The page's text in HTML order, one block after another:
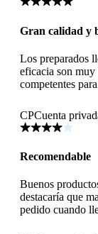
Gran calidad y
Los preparados
eficacia son muy
competentes
CPCuenta
Recomendable
Buenos
destacaría que
pedido cuando